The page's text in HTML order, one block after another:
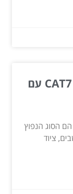
למה חשוב להשתמש בכבל CAT7 עם
כבלי תקשורת סטנדרטיים כדוגמת CAT7 הם הסוג הנפוץ
ציוד